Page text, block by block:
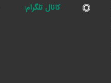
کانال تلگرام: